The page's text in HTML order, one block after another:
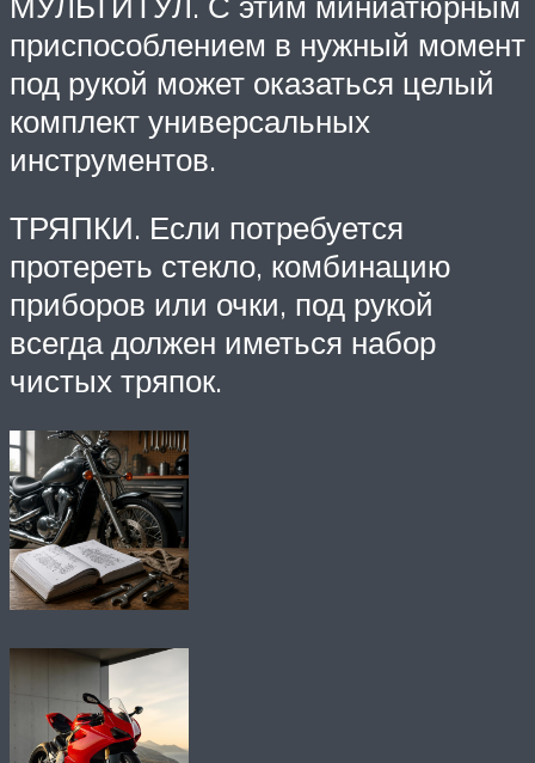
приспособлением в нужный момент
под рукой может оказаться целый
комплект универсальных
инструментов.
ТРЯПКИ. Если потребуется
протереть стекло, комбинацию
приборов или очки, под рукой
всегда должен иметься набор
чистых тряпок.